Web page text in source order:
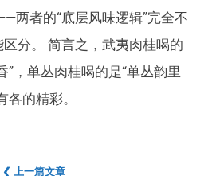
两者的“底层风味逻辑”完全不
分。 简言之，武夷肉桂喝的
”，单丛肉桂喝的是“单丛韵里
各的精彩。
❮ 上一篇文章